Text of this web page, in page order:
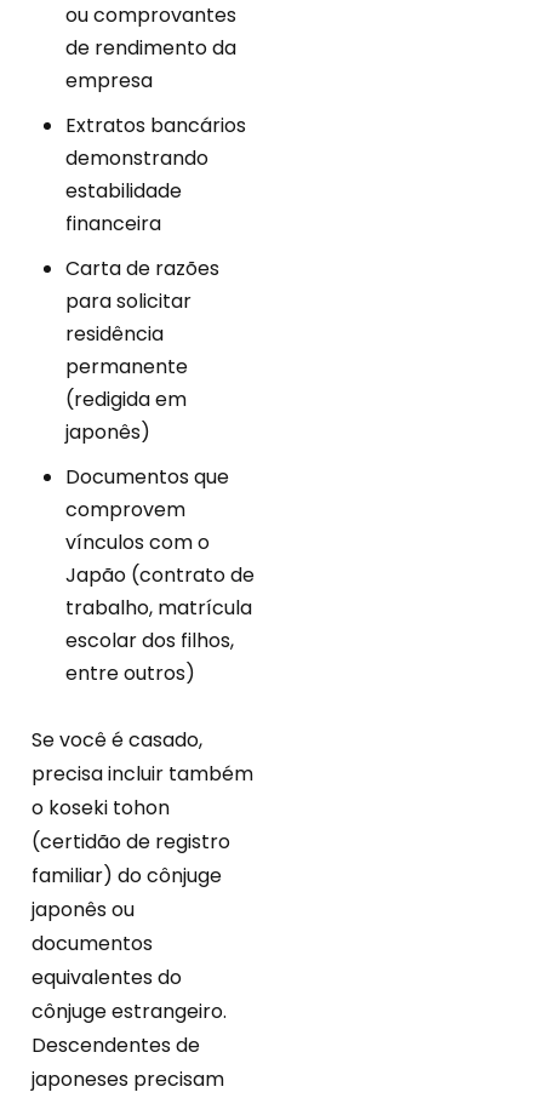
ou comprovantes
de rendimento da
empresa
Extratos bancários
demonstrando
estabilidade
financeira
Carta de razões
para solicitar
residência
permanente
(redigida em
japonês)
Documentos que
comprovem
vínculos com o
Japão (contrato de
trabalho, matrícula
escolar dos filhos,
entre outros)
Se você é casado,
precisa incluir também
o koseki tohon
(certidão de registro
familiar) do cônjuge
japonês ou
documentos
equivalentes do
cônjuge estrangeiro.
Descendentes de
japoneses precisam